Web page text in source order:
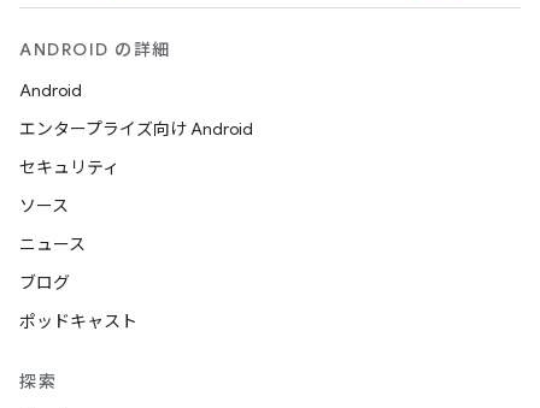
ANDROID の詳細
Android
エンタープライズ向け Android
セキュリティ
ソース
ニュース
ブログ
ポッドキャスト
探索